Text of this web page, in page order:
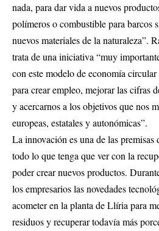
nada, para dar vida a nuevos
polímeros o combustible para barcos
nuevos materiales de la naturaleza”.
trata de una iniciativa “muy
con este modelo de economía
para crear empleo, mejorar las cifras
y acercarnos a los objetivos que nos
europeas, estatales y autonómicas”.
La innovación es una de las premisas
todo lo que tenga que ver con la
poder crear nuevos productos.
los empresarios las novedades
acometer en la planta de Llíria para
residuos y recuperar todavía más